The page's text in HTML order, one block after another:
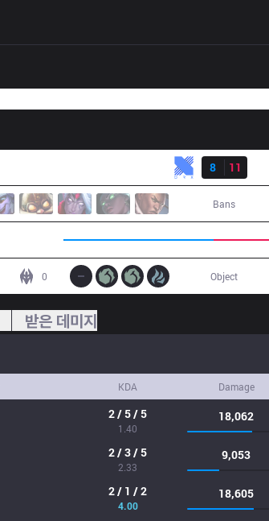
8
11
Bans
0 Object
받은 데미지
KDA Damage
2 / 5 / 5
1.40
18,062
2 / 3 / 5
2.33
9,053
2 / 1 / 2
4.00
18,605